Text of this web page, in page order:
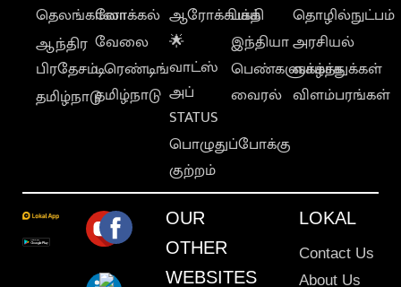
தெலங்கானா
ஆந்திர
பிரதேசம்
தமிழ்நாடு
லோக்கல்
வேலை
டிரெண்டிங்
தமிழ்நாடு
ஆரோக்கியம்
🌟
வாட்ஸ்
அப்
STATUS
பொழுதுப்போக்கு
குற்றம்
பக்தி
இந்தியா
பெண்களுக்காக
வைரல்
தொழில்நுட்பம்
அரசியல்
வாழ்த்துக்கள்
விளம்பரங்கள்
OUR
OTHER
WEBSITES
LOKAL
Contact Us
About Us